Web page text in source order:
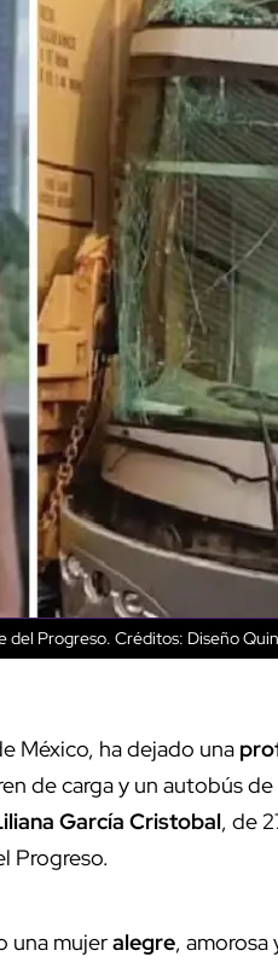
del Progreso. Créditos: Diseño
México, ha dejado una
de carga y un autobús
García Cristobal, de
Progreso.
una mujeralegre, amorosa